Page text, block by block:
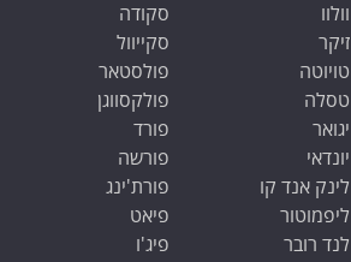
וולוו
זיקר
טויוטה
טסלה
יגואר
יונדאי
לינק אנד קו
ליפמוטור
לנד רובר
סקודה
סקייוול
פולסטאר
פולקסווגן
פורד
פורשה
פורת'ינג
פיאט
פיג'ו